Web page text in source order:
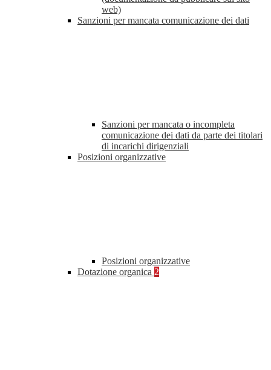
web)
Sanzioni per mancata comunicazione dei dati
Sanzioni per mancata o incompleta
comunicazione dei dati da parte dei titolari
di incarichi dirigenziali
Posizioni organizzative
Posizioni organizzative
Dotazione organica 2